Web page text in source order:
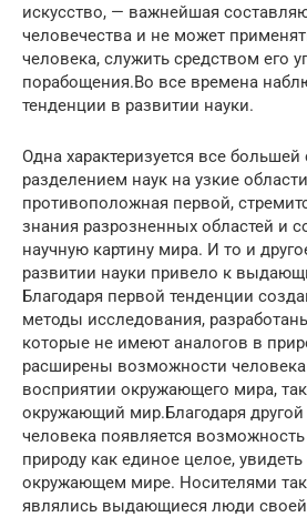
искусство, — важнейшая
человечества и не может
человека, служить средством его
порабощения.Во все времена
тенденции в развитии науки.
Одна характеризуется все
разделением наук на узкие
противоположная первой,
знания разрозненных областей и
научную картину мира. И то и
развитии науки привело к
Благодаря первой тенденции
методы исследования,
которые не имеют аналогов в
расширены возможности человека
восприятии окружающего мира,
окружающий мир.Благодаря другой
человека появляется
природу как единое целое,
окружающем мире. Носителями
являлись выдающиеся люди